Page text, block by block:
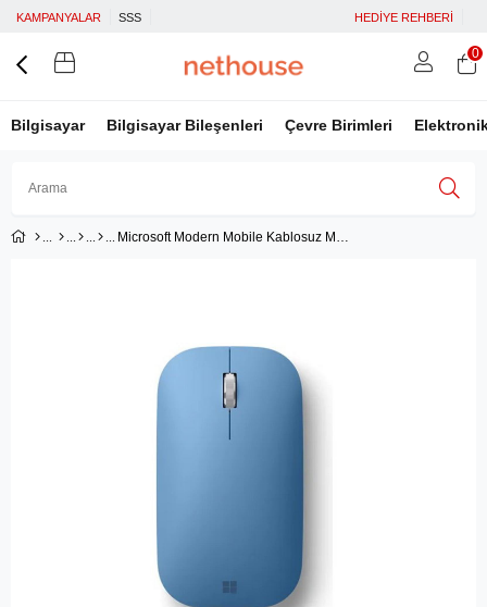
KAMPANYALAR SSS HEDİYE REHBERİ
Bilgisayar Bilgisayar Bileşenleri Çevre Birimleri
0
Microsoft Modern Mobile Kablosuz Mouse - Sapphire (ktf-00075)